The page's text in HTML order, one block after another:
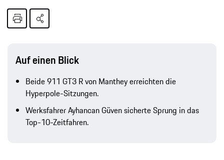
Auf einen Blick
Beide 911 GT3 R von Manthey erreichten die
Hyperpole-Sitzungen.
Werksfahrer Ayhancan Güven sicherte Sprung in das
Top-10-Zeitfahren.